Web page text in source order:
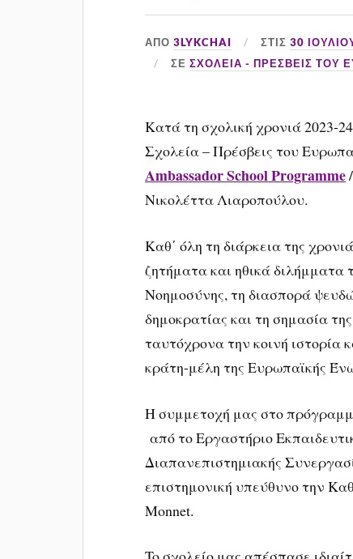
ΑΠΌ3LYKCHAI ΣΤΙΣ30
ΣΕΣΧΟΛΕΙΑ - ΠΡΕΣΒΕΙΣ ΤΟΥ
Κατά τη σχολική χρονιά 2023-
Σχολεία – Πρέσβεις του
Ambassador School Programme
Νικολέττα Λιαροπούλου.
Καθ΄ όλη τη διάρκεια της
ζητήματα και ηθικά διλήμματα
Νοημοσύνης, τη διασπορά
δημοκρατίας και τη σημασία
ταυτόχρονα την κοινή ιστορία
κράτη-μέλη της Ευρωπαϊκής
Η συμμετοχή μας στο
από το Εργαστήριο
Διαπανεπιστημιακής
επιστημονική υπεύθυνο την
Monnet.